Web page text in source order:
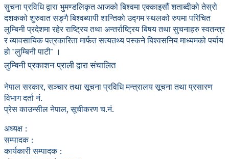
सुचना प्रविधि द्वारा भुमण्डलिकृत आजको बिश्वमा एक्काइसौं शताब्दीको तेस्रो
दशकको शुरुवात सङ्गै बिश्वब्यापी शान्तिको उद्गम स्थलको रुपमा परिचित
लुम्बिनी प्रदेशमा रहेर राष्ट्रिय तथा अन्तर्राष्ट्रिय बिषय तथा सुचनाहरु स्वतन्त्र
र ब्यावसायिक पत्रकारिता मार्फत सत्यतथ्य पस्कने बिश्वसनिय माध्यमको पर्याय
हो "लुम्बिनी पाटी" ।
लुम्बिनी प्रकाशन प्राली द्वारा संचालित
नेपाल सरकार, सञ्चार तथा सूचना प्रविधि मन्त्रालय सूचना तथा प्रसारण
विभाग दर्ता नं.
प्रेस काउन्सील नेपाल, सूचीकरण च.नं.
अध्यक्ष :
सम्पादक :
कार्यकारी सम्पादक :